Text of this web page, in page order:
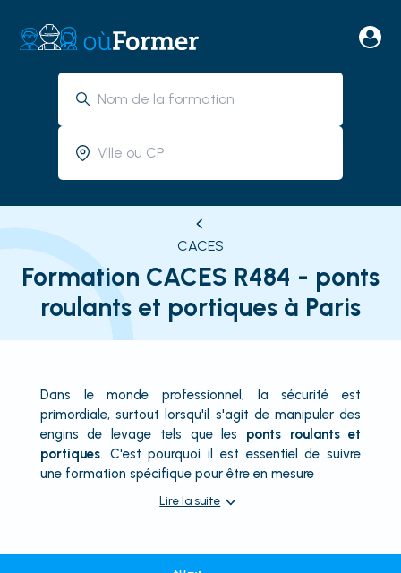
CACES
Formation CACES R484 - ponts
roulants et portiques à Paris
Dans le monde professionnel, la sécurité est
primordiale, surtout lorsqu'il s'agit de manipuler des
engins de levage tels que les ponts roulants et
portiques. C'est pourquoi il est essentiel de suivre
une formation spécifique pour être en mesure
Lire la suite